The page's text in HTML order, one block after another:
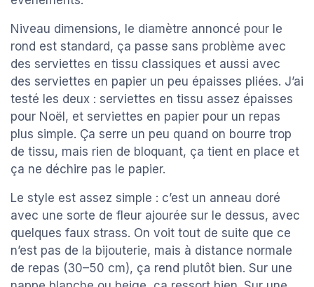
Niveau dimensions, le diamètre annoncé pour le
rond est standard, ça passe sans problème avec
des serviettes en tissu classiques et aussi avec
des serviettes en papier un peu épaisses pliées. J’ai
testé les deux : serviettes en tissu assez épaisses
pour Noël, et serviettes en papier pour un repas
plus simple. Ça serre un peu quand on bourre trop
de tissu, mais rien de bloquant, ça tient en place et
ça ne déchire pas le papier.
Le style est assez simple : c’est un anneau doré
avec une sorte de fleur ajourée sur le dessus, avec
quelques faux strass. On voit tout de suite que ce
n’est pas de la bijouterie, mais à distance normale
de repas (30–50 cm), ça rend plutôt bien. Sur une